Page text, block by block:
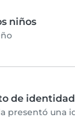
niños
de
presentó una